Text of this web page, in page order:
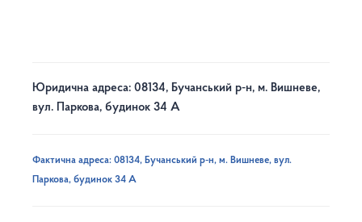
Юридична адреса: 08134, Бучанський р-н, м. Вишневе,
вул. Паркова, будинок 34 А
Фактична адреса: 08134, Бучанський р-н, м. Вишневе, вул.
Паркова, будинок 34 А